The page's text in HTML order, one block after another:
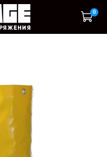
0